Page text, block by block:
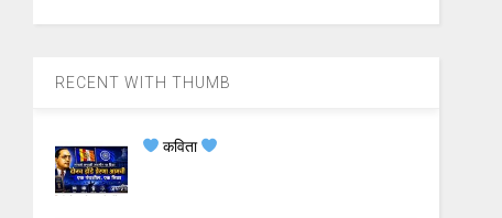
RECENT WITH THUMB
कविता